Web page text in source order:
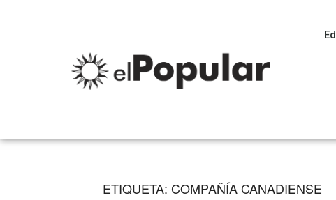
ETIQUETA: COMPAÑÍA CANADIENSE